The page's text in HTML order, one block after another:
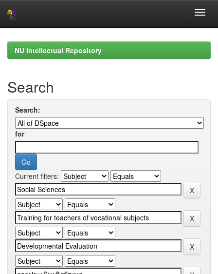
navigationNU Intellectual Repository
Search
Search:
for
Current filters: